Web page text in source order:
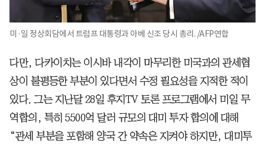
미·일 정상회담에서 트럼프 대통령과 아베 신조 당시 총리. /AFP연합
다만, 다카이치는 이시바 내각이 마무리한 미국과의 관세협
상이 불평등한 부분이 있다면서 수정 필요성을 지적한 적이
있다. 그는 지난달 28일 후지TV 토론 프로그램에서 미일 무
역합의, 특히 5500억 달러 규모의 대미 투자 합의에 대해
“관세 부분을 포함해 양국 간 약속은 지켜야 하지만, 대미투